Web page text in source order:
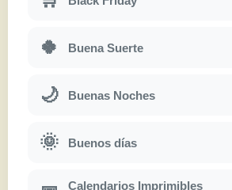
🍀 Buena Suerte
🌙 Buenas Noches
🌞 Buenos días
Calendarios Imprimibles